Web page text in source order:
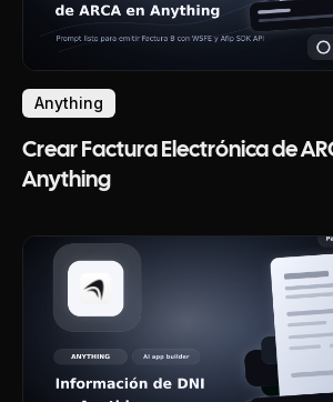
Anything
Crear Factura Electrónica de
Anything